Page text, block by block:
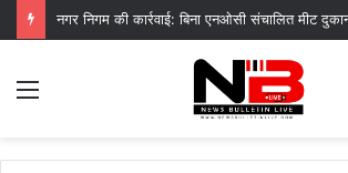
Menu